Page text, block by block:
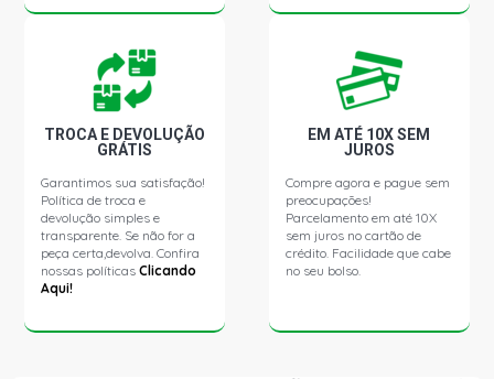
TROCA E DEVOLUÇÃO
GRÁTIS
Garantimos sua satisfação!
Política de troca e
devolução simples e
transparente. Se não for a
peça certa,devolva. Confira
nossas políticasClicando
Aqui!
EM ATÉ 10X SEM
JUROS
Compre agora e pague sem
preocupações!
Parcelamento em até 10X
sem juros no cartão de
crédito. Facilidade que cabe
no seu bolso.